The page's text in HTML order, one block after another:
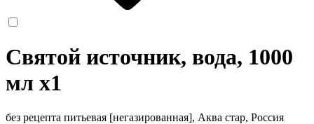
Святой источник, вода, 1000
мл x1
без рецепта питьевая [негазированная], Аква стар, Россия